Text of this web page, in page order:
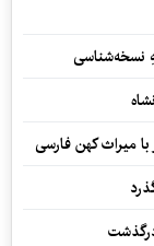
نسخه‌شناسی
میراث کهن فارسی
درگذشت